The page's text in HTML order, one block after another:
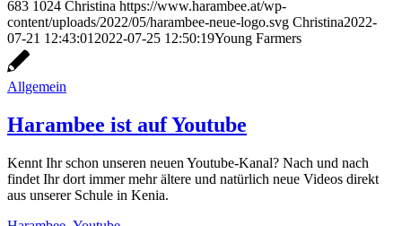
683 1024 Christina https://www.harambee.at/wp-
content/uploads/2022/05/harambee-neue-logo.svg Christina2022-
07-21 12:43:01 2022-07-25 12:50:19Young Farmers
Allgemein
Harambee ist auf Youtube
Kennt Ihr schon unseren neuen Youtube-Kanal? Nach und nach
findet Ihr dort immer mehr ältere und natürlich neue Videos direkt
aus unserer Schule in Kenia.